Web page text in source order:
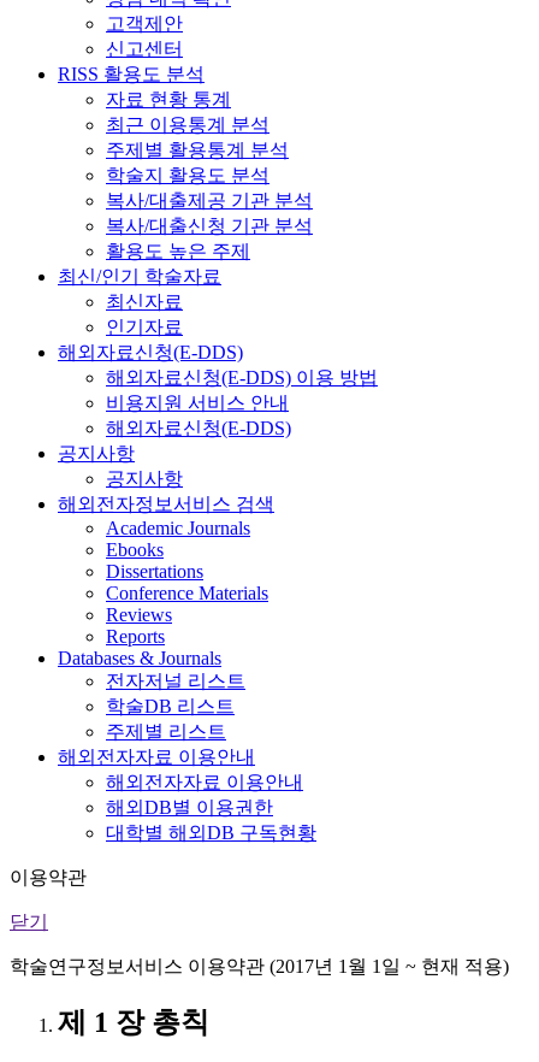
고객제안
신고센터
RISS 활용도 분석
자료 현황 통계
최근 이용통계 분석
주제별 활용통계 분석
학술지 활용도 분석
복사/대출제공 기관 분석
복사/대출신청 기관 분석
활용도 높은 주제
최신/인기 학술자료
최신자료
인기자료
해외자료신청(E-DDS)
해외자료신청(E-DDS) 이용 방법
비용지원 서비스 안내
해외자료신청(E-DDS)
공지사항
공지사항
해외전자정보서비스 검색
Academic Journals
Ebooks
Dissertations
Conference Materials
Reviews
Reports
Databases & Journals
전자저널 리스트
학술DB 리스트
주제별 리스트
해외전자자료 이용안내
해외전자자료 이용안내
해외DB별 이용권한
대학별 해외DB 구독현황
이용약관
닫기
학술연구정보서비스 이용약관 (2017년 1월 1일 ~ 현재 적용)
제 1 장 총칙